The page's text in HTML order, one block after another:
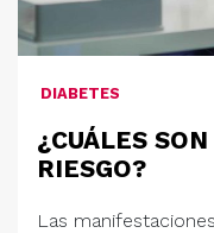
DIABETES
¿CUÁLES
RIESGO?
Las